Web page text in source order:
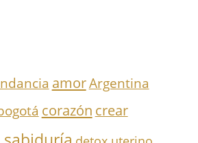
amorArgentina
corazón crear